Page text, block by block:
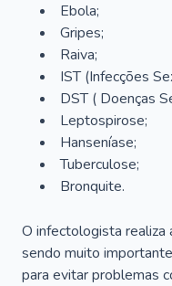
Ebola;
Gripes;
Raiva;
IST (Infecções
DST ( Doenças
Leptospirose;
Hanseníase;
Tuberculose;
Bronquite.
O infectologista realiza
sendo muito
para evitar problemas